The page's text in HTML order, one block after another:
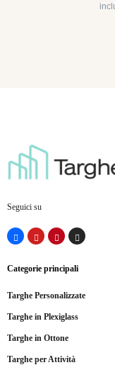
Seguici su
Categorie principali
Targhe Personalizzate
Targhe in Plexiglass
Targhe in Ottone
Targhe per Attività